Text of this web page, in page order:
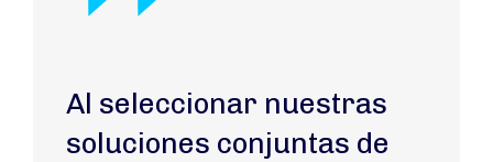
Al seleccionar nuestras
soluciones conjuntas de